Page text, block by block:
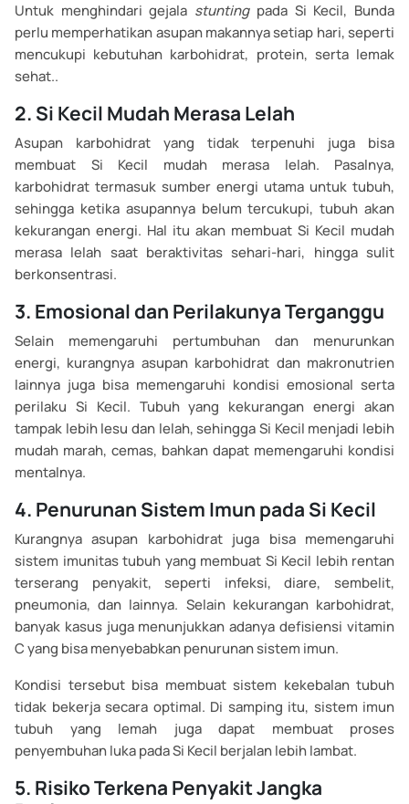
Untuk menghindari gejala stunting pada Si Kecil, Bunda
perlu memperhatikan asupan makannya setiap hari, seperti
mencukupi kebutuhan karbohidrat, protein, serta lemak
sehat..
2. Si Kecil Mudah Merasa Lelah
Asupan karbohidrat yang tidak terpenuhi juga bisa
membuat Si Kecil mudah merasa lelah. Pasalnya,
karbohidrat termasuk sumber energi utama untuk tubuh,
sehingga ketika asupannya belum tercukupi, tubuh akan
kekurangan energi. Hal itu akan membuat Si Kecil mudah
merasa lelah saat beraktivitas sehari-hari, hingga sulit
berkonsentrasi.
3. Emosional dan Perilakunya Terganggu
Selain memengaruhi pertumbuhan dan menurunkan
energi, kurangnya asupan karbohidrat dan makronutrien
lainnya juga bisa memengaruhi kondisi emosional serta
perilaku Si Kecil. Tubuh yang kekurangan energi akan
tampak lebih lesu dan lelah, sehingga Si Kecil menjadi lebih
mudah marah, cemas, bahkan dapat memengaruhi kondisi
mentalnya.
4. Penurunan Sistem Imun pada Si Kecil
Kurangnya asupan karbohidrat juga bisa memengaruhi
sistem imunitas tubuh yang membuat Si Kecil lebih rentan
terserang penyakit, seperti infeksi, diare, sembelit,
pneumonia, dan lainnya. Selain kekurangan karbohidrat,
banyak kasus juga menunjukkan adanya defisiensi vitamin
C yang bisa menyebabkan penurunan sistem imun.
Kondisi tersebut bisa membuat sistem kekebalan tubuh
tidak bekerja secara optimal. Di samping itu, sistem imun
tubuh yang lemah juga dapat membuat proses
penyembuhan luka pada Si Kecil berjalan lebih lambat.
5. Risiko Terkena Penyakit Jangka